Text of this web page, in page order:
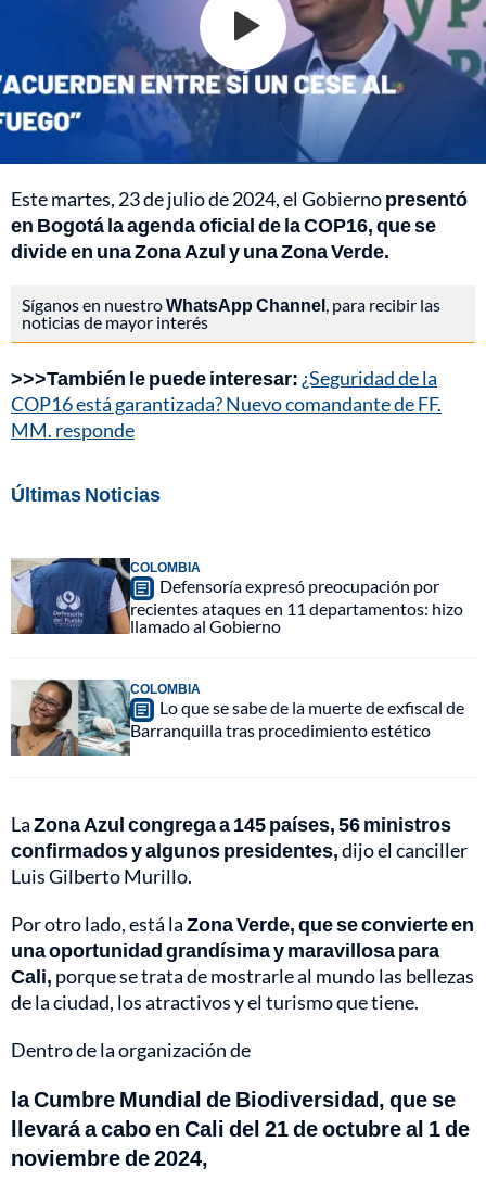
Este martes, 23 de julio de 2024, el Gobiernopresentó
en Bogotá la agenda oficial de la COP16, que se
divide en una Zona Azul y una Zona Verde.
Síganos en nuestroWhatsApp Channel , para recibir las
noticias de mayor interés
>>>También le puede interesar: ¿Seguridad de la
COP16 está garantizada? Nuevo comandante de FF.
MM. responde
Últimas Noticias
COLOMBIA
Defensoría expresó preocupación por
recientes ataques en 11 departamentos: hizo
llamado al Gobierno
COLOMBIA
Lo que se sabe de la muerte de exfiscal de
Barranquilla tras procedimiento estético
LaZona Azul congrega a 145 países, 56 ministros
confirmados y algunos presidentes,dijo el canciller
Luis Gilberto Murillo.
Por otro lado, está laZona Verde, que se convierte en
una oportunidad grandísima y maravillosa para
Cali, porque se trata de mostrarle al mundo las bellezas
de la ciudad, los atractivos y el turismo que tiene.
Dentro de la organización de
la Cumbre Mundial de Biodiversidad, que se
llevará a cabo en Cali del 21 de octubre al 1 de
noviembre de 2024,